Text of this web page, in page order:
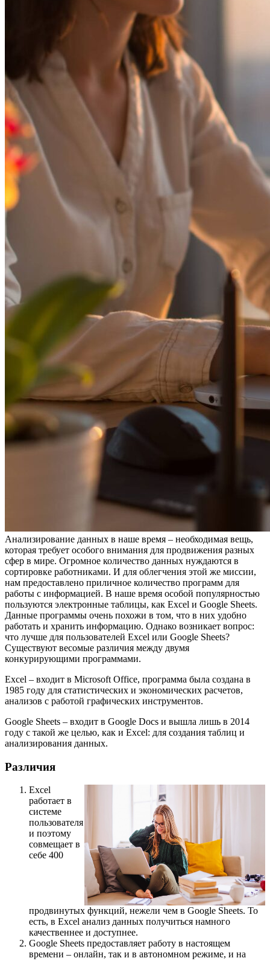
Анализирование данных в наше время – необходимая вещь,
которая требует особого внимания для продвижения разных
сфер в мире. Огромное количество данных нуждаются в
сортировке работниками. И для облегчения этой же миссии,
нам предоставлено приличное количество программ для
работы с информацией. В наше время особой популярностью
пользуются электронные таблицы, как Excel и Google Sheets.
Данные программы очень похожи в том, что в них удобно
работать и хранить информацию. Однако возникает вопрос:
что лучше для пользователей Excel или Google Sheets?
Существуют весомые различия между двумя
конкурирующими программами.
Excel – входит в Microsoft Office, программа была создана в
1985 году для статистических и экономических расчетов,
анализов с работой графических инструментов.
Google Sheets – входит в Google Docs и вышла лишь в 2014
году с такой же целью, как и Excel: для создания таблиц и
анализирования данных.
Различия
Excel
работает в
системе
пользователя
и поэтому
совмещает в
себе 400
продвинутых функций, нежели чем в Google Sheets. То
есть, в Excel анализ данных получиться намного
качественнее и доступнее.
Google Sheets предоставляет работу в настоящем
времени – онлайн, так и в автономном режиме, и на